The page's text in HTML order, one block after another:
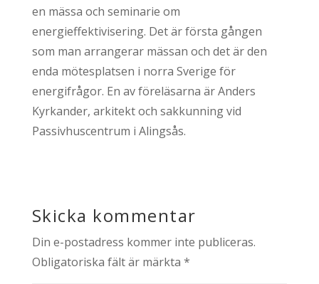
en mässa och seminarie om
energieffektivisering. Det är första gången
som man arrangerar mässan och det är den
enda mötesplatsen i norra Sverige för
energifrågor. En av föreläsarna är Anders
Kyrkander, arkitekt och sakkunning vid
Passivhuscentrum i Alingsås.
Skicka kommentar
Din e-postadress kommer inte publiceras.
Obligatoriska fält är märkta *